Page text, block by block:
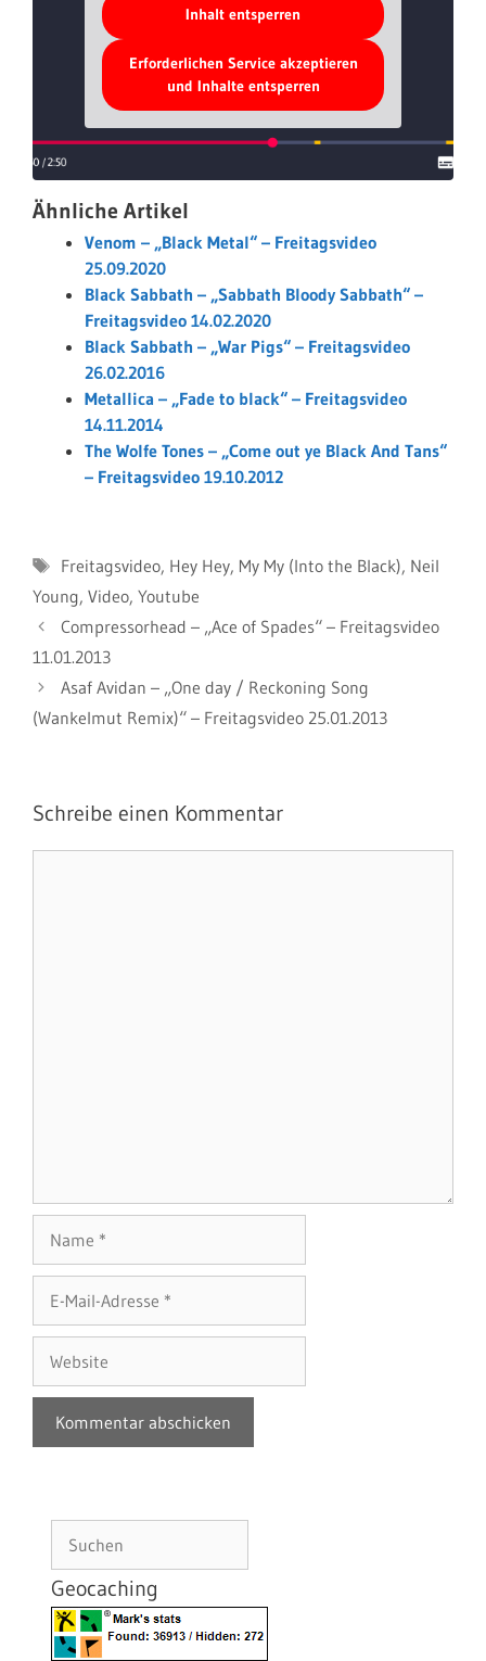
Inhalt entsperren
Erforderlichen Service akzeptieren
und Inhalte entsperren
Ähnliche Artikel
Venom – „Black Metal“ – Freitagsvideo
25.09.2020
Black Sabbath – „Sabbath Bloody Sabbath“ –
Freitagsvideo 14.02.2020
Black Sabbath – „War Pigs“ – Freitagsvideo
26.02.2016
Metallica – „Fade to black“ – Freitagsvideo
14.11.2014
The Wolfe Tones – „Come out ye Black And Tans“
– Freitagsvideo 19.10.2012
Schlagwörter
Freitagsvideo, Hey Hey, My My (Into the Black), Neil
Young, Video, Youtube
Compressorhead – „Ace of Spades“ – Freitagsvideo
11.01.2013
Asaf Avidan – „One day / Reckoning Song
(Wankelmut Remix)“ – Freitagsvideo 25.01.2013
Schreibe einen Kommentar
Mail-
Adresse
Geocaching